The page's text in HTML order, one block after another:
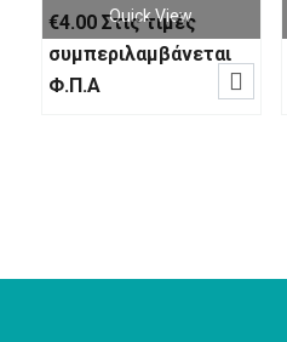
€4.00 Στις τιμές
συμπεριλαμβάνεται
Φ.Π.Α
Quick View
